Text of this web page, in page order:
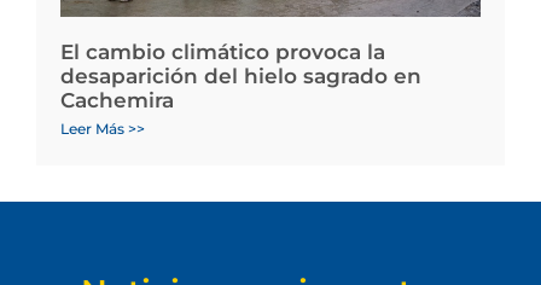
El cambio climático provoca la
desaparición del hielo sagrado en
Cachemira
Leer Más >>